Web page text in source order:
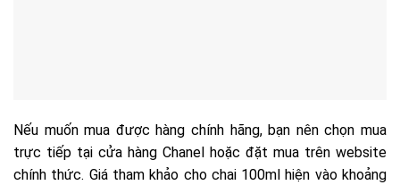
Nếu muốn mua được hàng chính hãng, bạn nên chọn mua
trực tiếp tại cửa hàng Chanel hoặc đặt mua trên website
chính thức. Giá tham khảo cho chai 100ml hiện vào khoảng